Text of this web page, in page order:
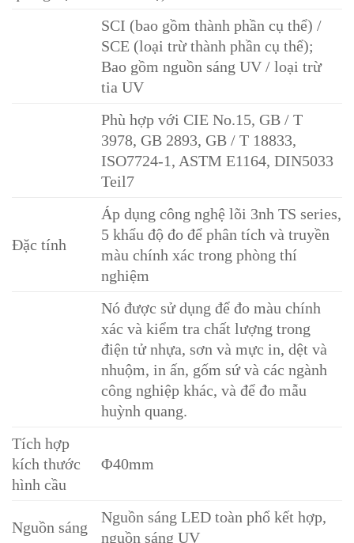
SCI (bao gồm thành phần cụ thể) /
SCE (loại trừ thành phần cụ thể);
Bao gồm nguồn sáng UV / loại trừ
tia UV
Phù hợp với CIE No.15, GB / T
3978, GB 2893, GB / T 18833,
ISO7724-1, ASTM E1164, DIN5033
Teil7
Đặc tính
Áp dụng công nghệ lõi 3nh TS series,
5 khẩu độ đo để phân tích và truyền
màu chính xác trong phòng thí
nghiệm
Nó được sử dụng để đo màu chính
xác và kiểm tra chất lượng trong
điện tử nhựa, sơn và mực in, dệt và
nhuộm, in ấn, gốm sứ và các ngành
công nghiệp khác, và để đo mẫu
huỳnh quang.
Tích hợp
kích thước
hình cầu
Φ40mm
Nguồn sáng
Nguồn sáng LED toàn phổ kết hợp,
nguồn sáng UV